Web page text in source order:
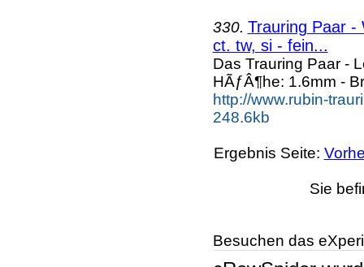
330. Trauring Paar -
ct. tw, si - fein...
Das Trauring Paar -
HÃƒÂ¶he: 1.6mm -
http://www.rubin-
248.6kb
Ergebnis Seite:
Sie
Besuchen das